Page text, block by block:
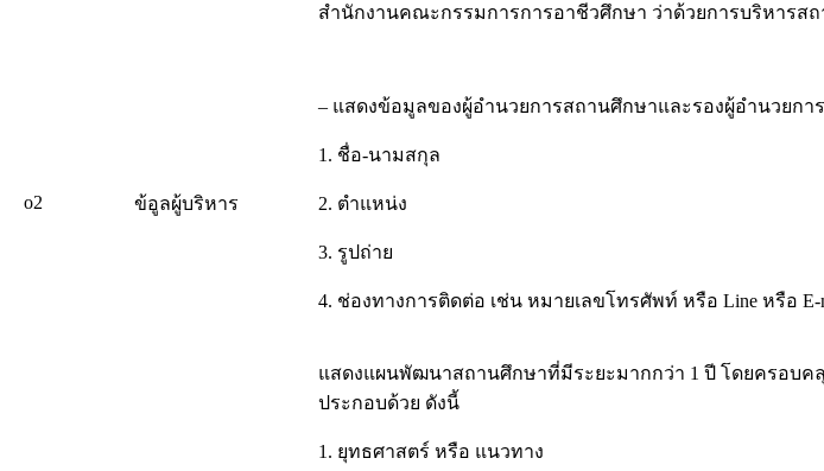
สำนักงานคณะกรรมการการอาชีวศึกษา ว่าด้วยการบริหารส
o2 ข้อูลผู้บริหาร
– แสดงข้อมูลของผู้อำนวยการสถานศึกษาและรองผู้อำนวยก
1. ชื่อ-นามสกุล
2. ตำแหน่ง
3. รูปถ่าย
4. ช่องทางการติดต่อ เช่น หมายเลขโทรศัพท์ หรือ Line หรือ
แสดงแผนพัฒนาสถานศึกษาที่มีระยะมากกว่า 1 ปี โดยครอบ
ประกอบด้วย ดังนี้
1. ยุทธศาสตร์ หรือ แนวทาง